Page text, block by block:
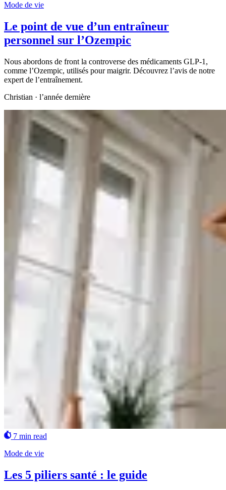
Mode de vie
Le point de vue d’un entraîneur
personnel sur l’Ozempic
Nous abordons de front la controverse des médicaments GLP-1,
comme l’Ozempic, utilisés pour maigrir. Découvrez l’avis de notre
expert de l’entraînement.
Christian · l’année dernière
7 min read
Mode de vie
Les 5 piliers santé : le guide